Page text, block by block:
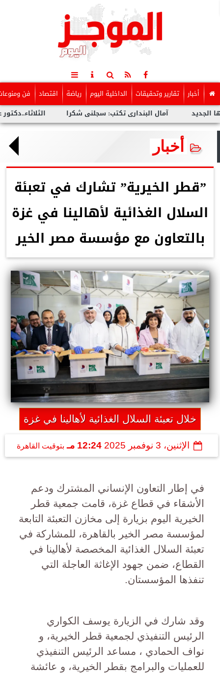
أخبار تقارير وتحقيقات الداخلية اليوم رياضة اقتصاد فن
الثلاثاء..دكتور عمرو آمال البندارى تكتب: سجلنى شكرا
أخبار
”قطر الخيرية” تشارك في تعبئة
السلال الغذائية لأهالينا في غزة
بالتعاون مع مؤسسة مصر الخير
خلال تعبئة السلال الغذائية لأهالينا في غزة
الإثنين، 3 نوفمبر 2025 12:24 مـ بتوقيت القاهرة
في إطار التعاون الإنساني المشترك ودعم
الأشقاء في قطاع غزة، قامت جمعية قطر
الخيرية اليوم بزيارة إلى مخازن التعبئة التابعة
لمؤسسة مصر الخير بالقاهرة، للمشاركة في
تعبئة السلال الغذائية المخصصة لأهالينا في
القطاع، ضمن جهود الإغاثة العاجلة التي
تنفذها المؤسستان.
وقد شارك في الزيارة يوسف الكواري
الرئيس التنفيذي لجمعية قطر الخيرية، و
نواف الحمادي ، مساعد الرئيس التنفيذي
للعمليات والبرامج بقطر الخيرية، و عائشة